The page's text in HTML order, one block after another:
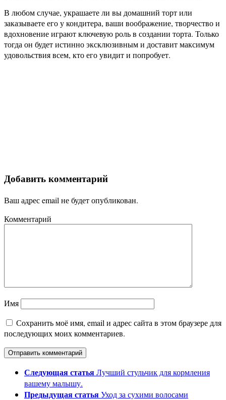
В любом случае, украшаете ли вы домашний торт или
заказываете его у кондитера, ваши воображение, творчество и
вдохновение играют ключевую роль в создании торта. Только
тогда он будет истинно эксклюзивным и доставит максимум
удовольствия всем, кто его увидит и попробует.
Добавить комментарий
Ваш адрес email не будет опубликован.
Комментарий
Имя
Сохранить моё имя, email и адрес сайта в этом браузере для
последующих моих комментариев.
Следующая статьяЛучший стульчик для кормления
вашему малышу.
Предыдущая статьяУход за сухими волосами